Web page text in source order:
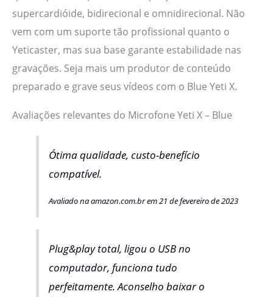
supercardióide, bidirecional e omnidirecional. Não
vem com um suporte tão profissional quanto o
Yeticaster, mas sua base garante estabilidade nas
gravações. Seja mais um produtor de conteúdo
preparado e grave seus vídeos com o Blue Yeti X.
Avaliações relevantes do Microfone Yeti X – Blue
Ótima qualidade, custo-benefício
compatível.
Avaliado na amazon.com.br em 21 de fevereiro de 2023
Plug&play total, ligou o USB no
computador, funciona tudo
perfeitamente. Aconselho baixar o